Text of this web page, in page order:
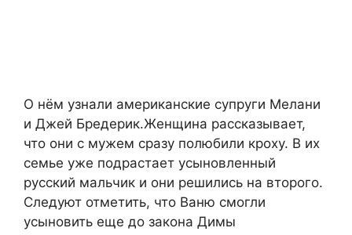
О нём узнали американские супруги Мелани
и Джей Бредерик.Женщина рассказывает,
что они с мужем сразу полюбили кроху. В их
семье уже подрастает усыновленный
русский мальчик и они решились на второго.
Следуют отметить, что Ваню смогли
усыновить еще до закона Димы